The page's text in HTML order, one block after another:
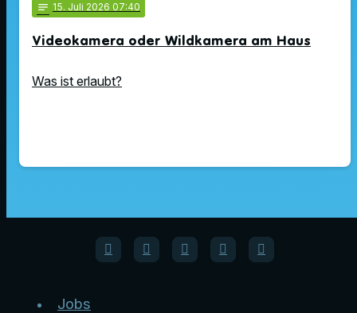
notes 15. Juli 2026 07:40
Videokamera oder Wildkamera am Haus
Was ist erlaubt?
Jobs